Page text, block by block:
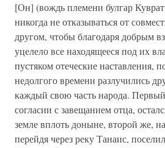
[Он] (вождь племени булгар
никогда не отказываться от
другом, чтобы благодаря добрым
уцелело все находящееся под их
пустяком отеческие наставления,
недолгого времени разлучились
каждый свою часть народа.
согласии с завещанием отца,
земле вплоть доныне, второй же,
перейдя через реку Танаис,